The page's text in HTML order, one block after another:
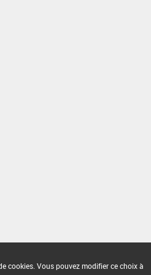
cookies. Vous pouvez modifier ce choix à